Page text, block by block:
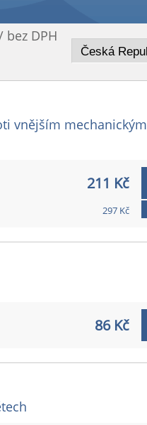
bez DPH
vnějším mechanickým
211 Kč
297 Kč
86 Kč